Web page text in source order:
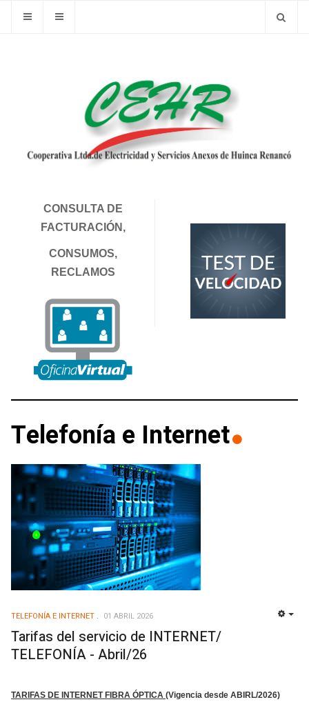
CONSULTA DE
FACTURACIÓN,
CONSUMOS,
RECLAMOS
Telefonía e Internet
TELEFONÍA E INTERNET 01 ABRIL 2026
Tarifas del servicio de INTERNET/
TELEFONÍA - Abril/26
TARIFAS DE INTERNET FIBRA ÓPTICA (Vigencia desde ABIRL/2026)